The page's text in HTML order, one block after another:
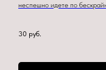
неспешно идете по
30 руб.